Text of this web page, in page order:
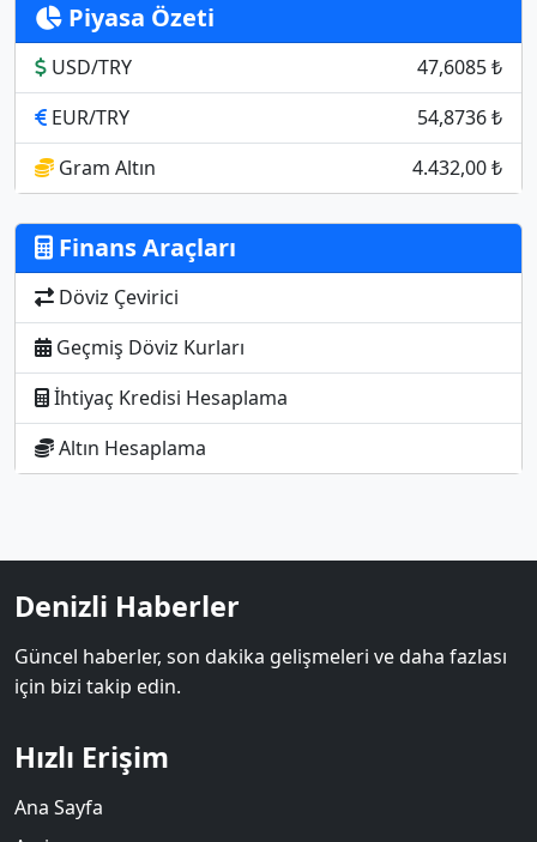
Piyasa Özeti
USD/TRY
47,6085 ₺
EUR/TRY
54,8736 ₺
Gram Altın
4.432,00 ₺
Finans Araçları
Döviz Çevirici
Geçmiş Döviz Kurları
İhtiyaç Kredisi Hesaplama
Altın Hesaplama
Denizli Haberler
Güncel haberler, son dakika gelişmeleri ve daha fazlası
için bizi takip edin.
Hızlı Erişim
Ana Sayfa